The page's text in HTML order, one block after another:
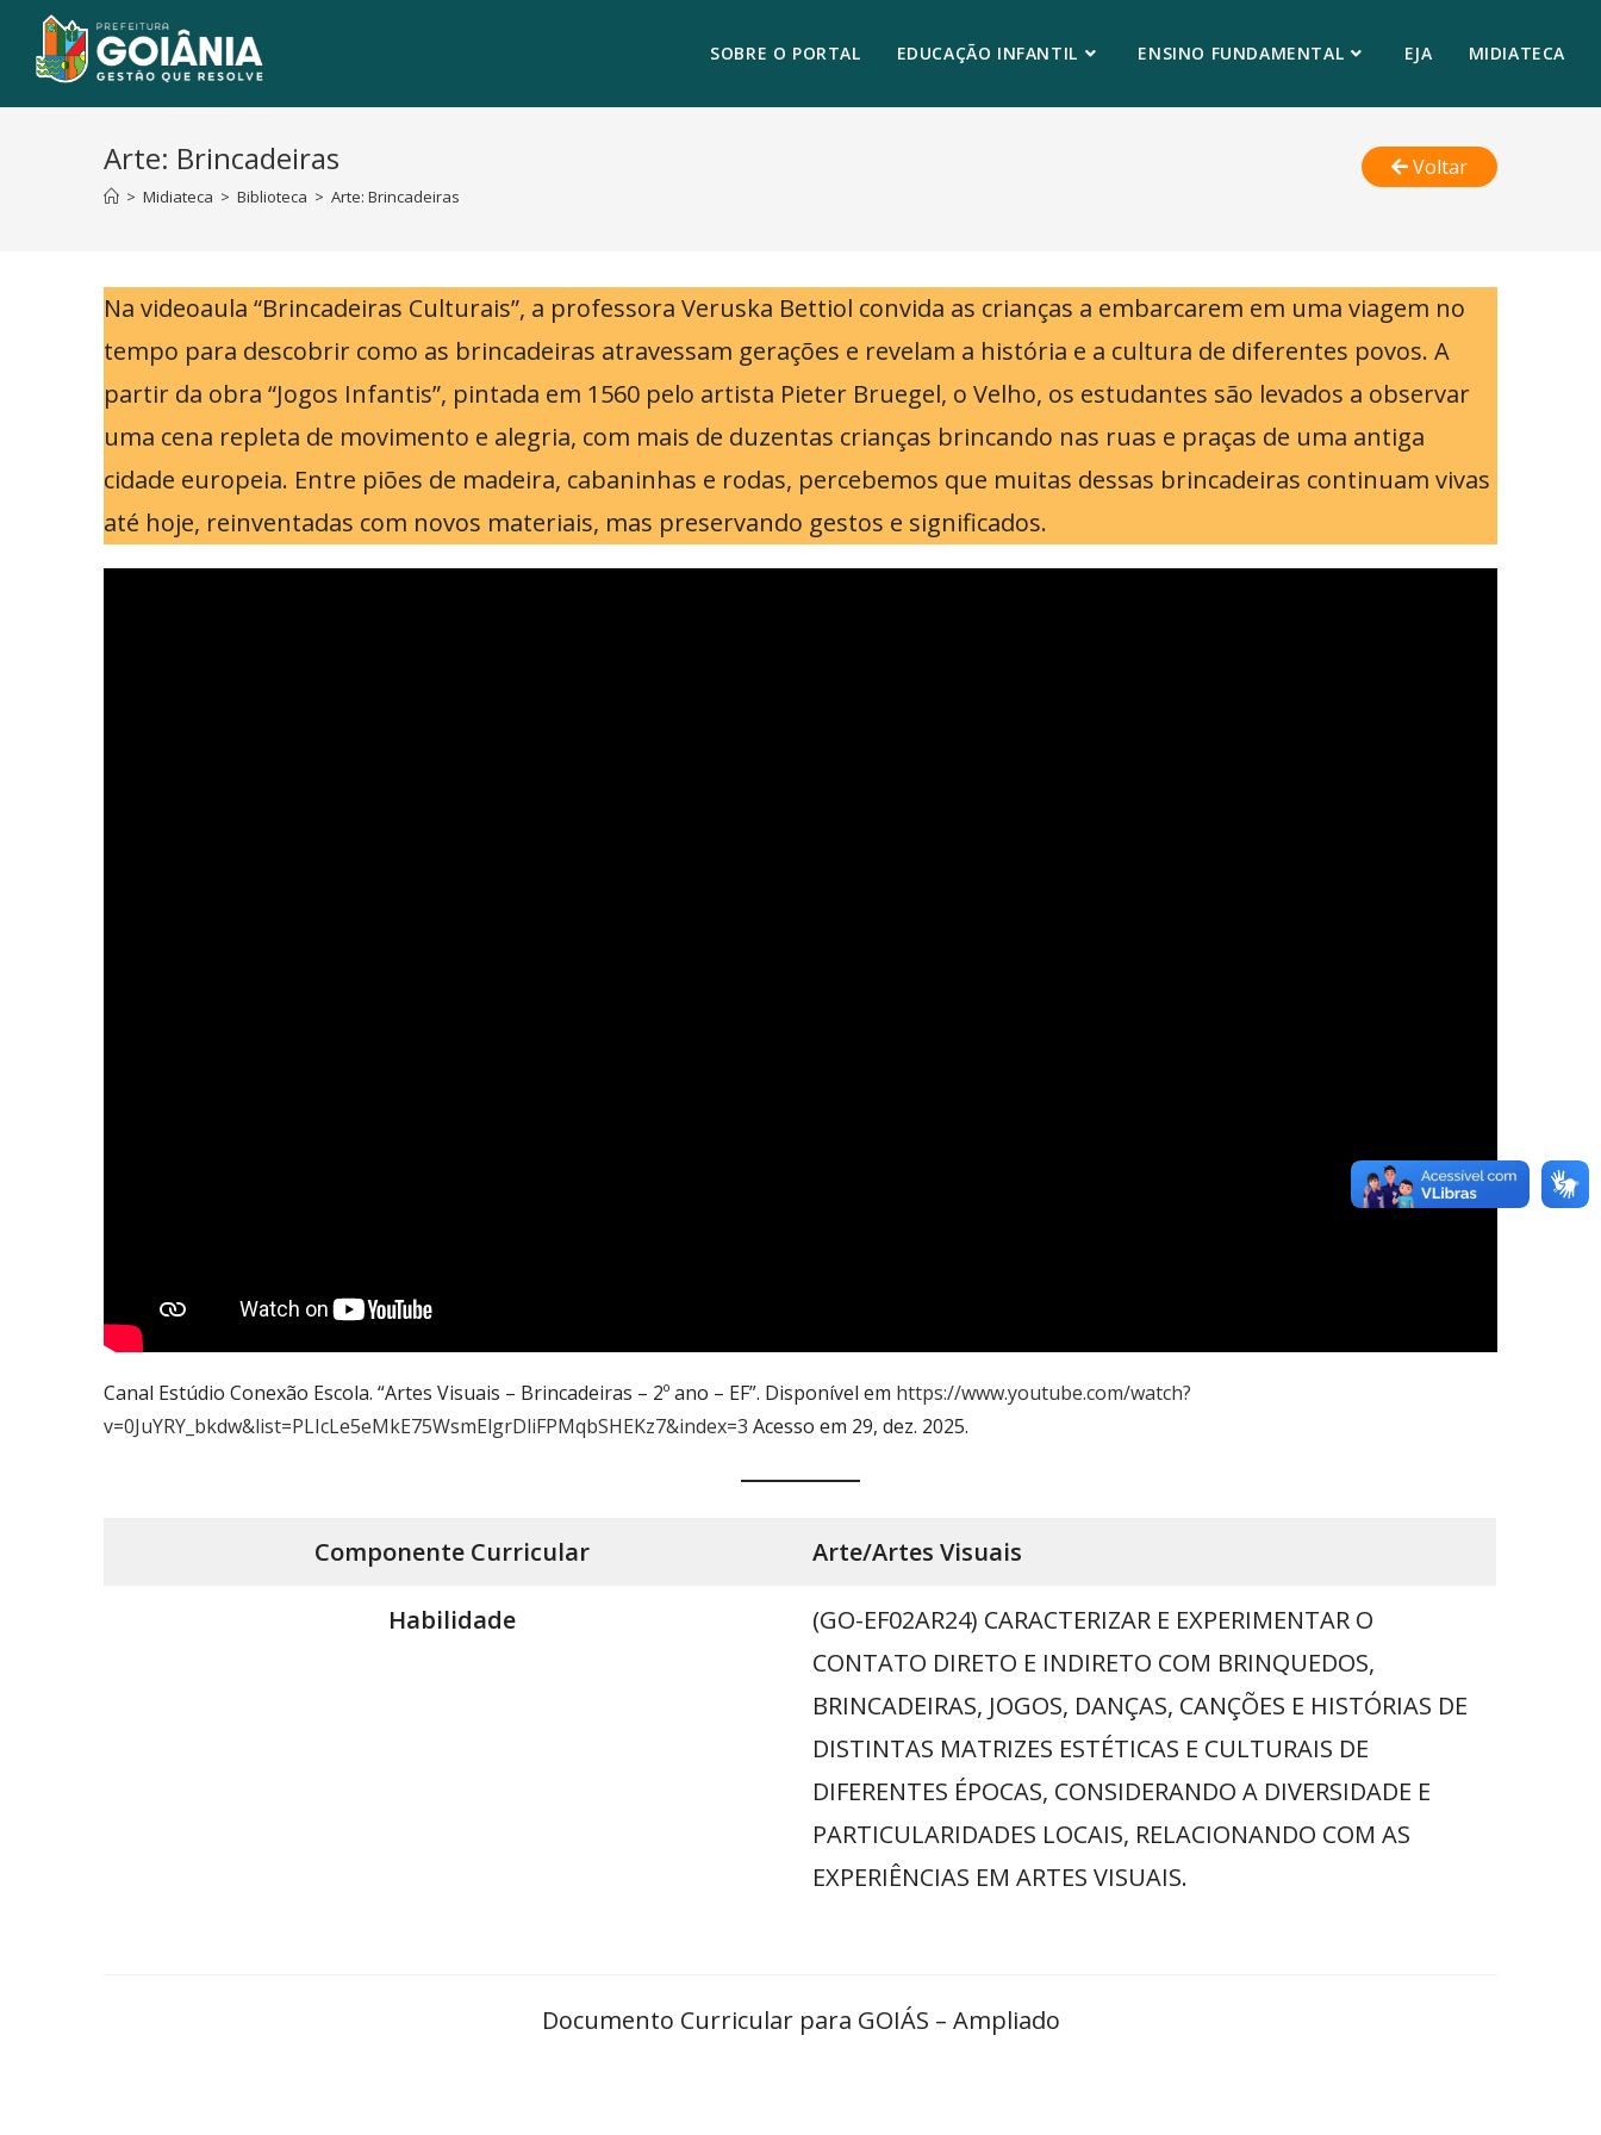
SOBRE O PORTAL EDUCAÇÃO INFANTIL ENSINO FUNDAMENTAL EJA MIDIATECA
Arte: Brincadeiras
> Midiateca > Biblioteca > Arte: Brincadeiras
Voltar
Na videoaula “Brincadeiras Culturais”, a professora Veruska Bettiol convida as crianças a embarcarem em uma viagem no
tempo para descobrir como as brincadeiras atravessam gerações e revelam a história e a cultura de diferentes povos. A
partir da obra “Jogos Infantis”, pintada em 1560 pelo artista Pieter Bruegel, o Velho, os estudantes são levados a observar
uma cena repleta de movimento e alegria, com mais de duzentas crianças brincando nas ruas e praças de uma antiga
cidade europeia. Entre piões de madeira, cabaninhas e rodas, percebemos que muitas dessas brincadeiras continuam vivas
até hoje, reinventadas com novos materiais, mas preservando gestos e significados.
Canal Estúdio Conexão Escola. “Artes Visuais – Brincadeiras – 2º ano – EF”. Disponível em https://www.youtube.com/watch?
v=0JuYRY_bkdw&list=PLIcLe5eMkE75WsmElgrDliFPMqbSHEKz7&index=3 Acesso em 29, dez. 2025.
Componente Curricular Arte/Artes Visuais
Habilidade
(GO-EF02AR24) CARACTERIZAR E EXPERIMENTAR O
CONTATO DIRETO E INDIRETO COM BRINQUEDOS,
BRINCADEIRAS, JOGOS, DANÇAS, CANÇÕES E HISTÓRIAS DE
DISTINTAS MATRIZES ESTÉTICAS E CULTURAIS DE
DIFERENTES ÉPOCAS, CONSIDERANDO A DIVERSIDADE E
PARTICULARIDADES LOCAIS, RELACIONANDO COM AS
EXPERIÊNCIAS EM ARTES VISUAIS.
Documento Curricular para GOIÁS – Ampliado